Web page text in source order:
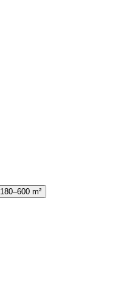
180–600 m²